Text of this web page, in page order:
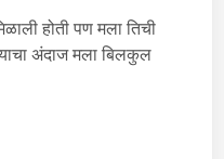
होती पण मला तिची
अंदाज मला बिलकुल